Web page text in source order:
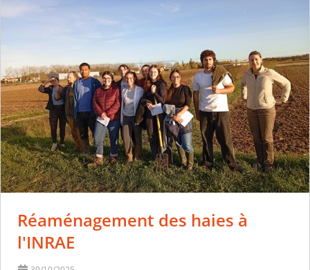
Réaménagement des haies à
l'INRAE